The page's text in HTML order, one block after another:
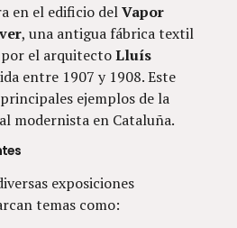
en el edificio delVapor
, una antigua fábrica textil
el arquitectoLluís
entre 1907 y 1908. Este
ejemplos de la
modernista en Cataluña.
exposiciones
temas como: